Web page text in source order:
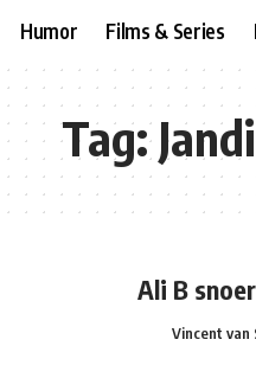
Humor Films & Series
Tag:
Ali B
Vincent van